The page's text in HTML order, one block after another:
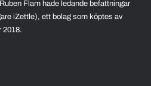
Flam hade ledande befattningar
iZettle), ett bolag som köptes av
2018.